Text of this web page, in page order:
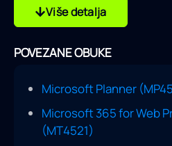
Više detalja
POVEZANE OBUKE
Microsoft Planner
Microsoft 365 for Web
(MT4521)